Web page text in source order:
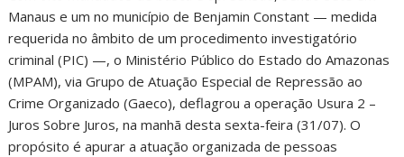
Manaus e um no município de Benjamin Constant — medida
requerida no âmbito de um procedimento investigatório
criminal (PIC) —, o Ministério Público do Estado do Amazonas
(MPAM), via Grupo de Atuação Especial de Repressão ao
Crime Organizado (Gaeco), deflagrou a operação Usura 2 –
Juros Sobre Juros, na manhã desta sexta-feira (31/07). O
propósito é apurar a atuação organizada de pessoas